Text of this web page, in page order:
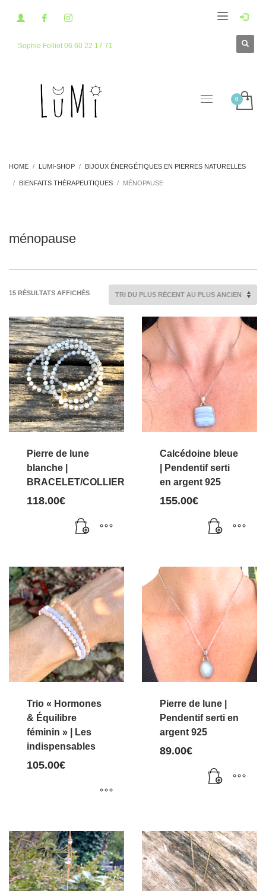
Sophie Folliot 06 60 22 17 71
HOME LUMI-SHOP BIJOUX ÉNERGÉTIQUES EN PIERRES NATURELLES
BIENFAITS THÉRAPEUTIQUES MÉNOPAUSE
ménopause
15 RÉSULTATS AFFICHÉSTRIÉ
PLUS
RÉCENT
AU
PLUS
ANCIEN
Pierre de lune
blanche |
BRACELET/COLLIER
118.00€
Calcédoine bleue
| Pendentif serti
en argent 925
155.00€
Trio « Hormones
& Équilibre
féminin » | Les
indispensables
105.00€
produit
a
plusieurs
variations.
Pierre de lune |
Pendentif serti en
argent 925
89.00€